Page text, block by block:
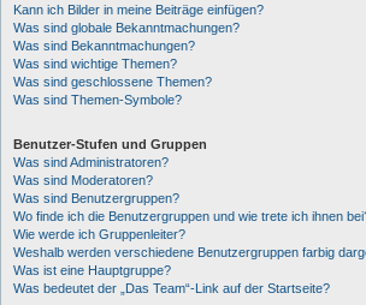
Kann ich Bilder in meine Beiträge einfügen?
Was sind globale Bekanntmachungen?
Was sind Bekanntmachungen?
Was sind wichtige Themen?
Was sind geschlossene Themen?
Was sind Themen-Symbole?
Benutzer-Stufen und Gruppen
Was sind Administratoren?
Was sind Moderatoren?
Was sind Benutzergruppen?
Wo finde ich die Benutzergruppen und wie trete ich ihnen
Wie werde ich Gruppenleiter?
Weshalb werden verschiedene Benutzergruppen farbig
Was ist eine Hauptgruppe?
Was bedeutet der „Das Team“-Link auf der Startseite?